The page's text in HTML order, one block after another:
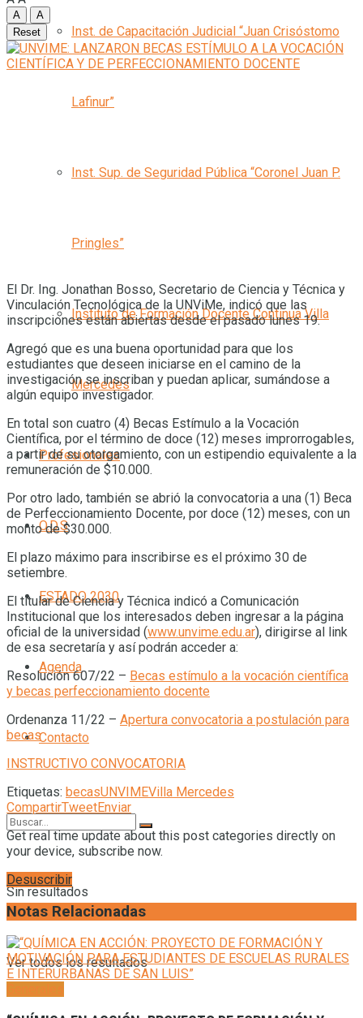
Inst. de Capacitación Judicial “Juan Crisóstomo
Lafinur”
Inst. Sup. de Seguridad Pública “Coronel Juan P.
Pringles”
Instituto de Formación Docente Continua Villa
Mercedes
Profesionales
O.D.S
ESTADO 2030
Agenda
Contacto
Sin resultados
Ver todos los resultados
A
A
Reset
El Dr. Ing. Jonathan Bosso, Secretario de Ciencia y Técnica y
Vinculación Tecnológica de la UNViMe, indicó que las
inscripciones están abiertas desde el pasado lunes 19.
Agregó que es una buena oportunidad para que los
estudiantes que deseen iniciarse en el camino de la
investigación se inscriban y puedan aplicar, sumándose a
algún equipo investigador.
En total son cuatro (4) Becas Estímulo a la Vocación
Científica, por el término de doce (12) meses improrrogables,
a partir de su otorgamiento, con un estipendio equivalente a la
remuneración de $10.000.
Por otro lado, también se abrió la convocatoria a una (1) Beca
de Perfeccionamiento Docente, por doce (12) meses, con un
monto de $30.000.
El plazo máximo para inscribirse es el próximo 30 de
setiembre.
El titular de Ciencia y Técnica indicó a Comunicación
Institucional que los interesados deben ingresar a la página
oficial de la universidad (www.unvime.edu.ar), dirigirse al link
de esa secretaría y así podrán acceder a:
Resolución 607/22 – Becas estímulo a la vocación científica
y becas perfeccionamiento docente
Ordenanza 11/22 – Apertura convocatoria a postulación para
becas
INSTRUCTIVO CONVOCATORIA
Etiquetas: becasUNVIMEVilla Mercedes
CompartirTweetEnviar
Get real time update about this post categories directly on
your device, subscribe now.
Desuscribir
Notas Relacionadas